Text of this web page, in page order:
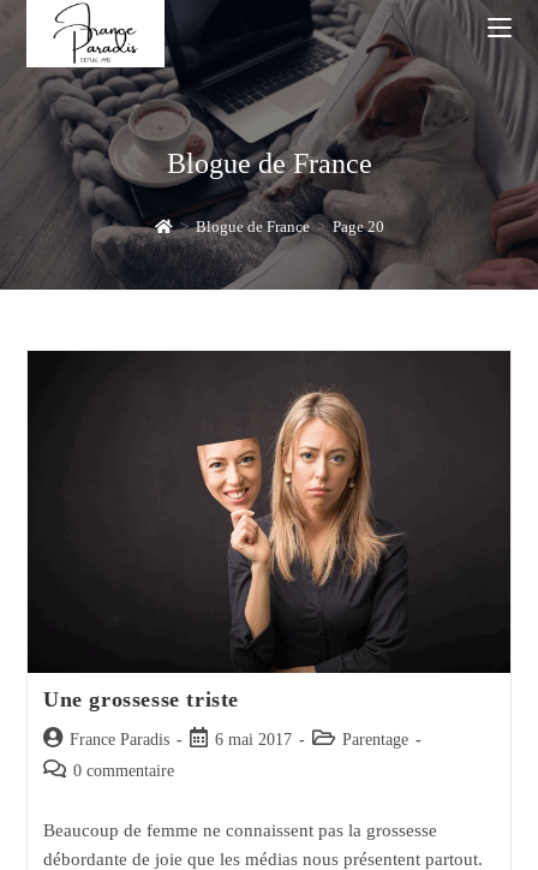
content
Blogue de France
> Blogue de France > Page 20
Une grossesse triste
Auteur/autrice
de
France Paradis
Post6 mai 2017
Post Parentage
Post 0 commentaire
Beaucoup de femme ne connaissent pas la grossesse
débordante de joie que les médias nous présentent partout.